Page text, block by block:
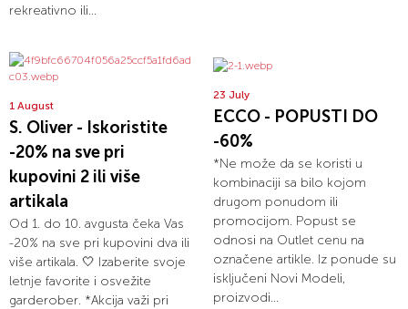
rekreativno ili...
1 August
S. Oliver - Iskoristite
-20% na sve pri
kupovini 2 ili više
artikala
Od 1. do 10. avgusta čeka Vas
-20% na sve pri kupovini dva ili
više artikala. 🤍 Izaberite svoje
letnje favorite i osvežite
garderober. *Akcija važi pri
23 July
ECCO - POPUSTI DO
-60%
*Ne može da se koristi u
kombinaciji sa bilo kojom
drugom ponudom ili
promocijom. Popust se
odnosi na Outlet cenu na
označene artikle. Iz ponude su
isključeni Novi Modeli,
proizvodi...